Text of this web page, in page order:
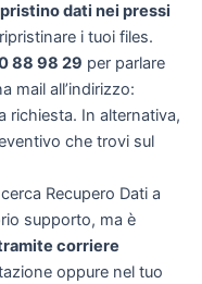
dati nei pressi
i tuoi files.
88 98 29 per parlare
mail all’indirizzo:
richiesta. In alternativa,
che trovi sul
Recupero Dati a
supporto, ma è
corriere
oppure nel tuo